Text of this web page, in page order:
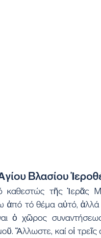
Βλασίου
καθεστώς τῆς Ἱερᾶς
τό θέμα αὐτό, ἀλλά
ὁ χῶρος
Ἄλλωστε, καί οἱ